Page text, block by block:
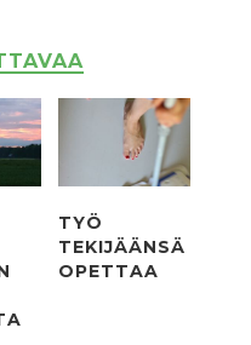
TYÖ
TEKIJÄÄNSÄ
OPETTAA